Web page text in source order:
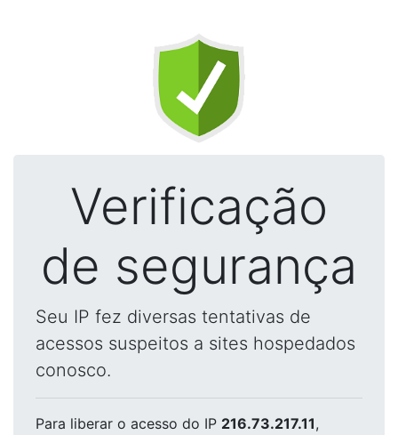
Verificação
de segurança
Seu IP fez diversas tentativas de
acessos suspeitos a sites hospedados
conosco.
Para liberar o acesso do IP 216.73.217.11,